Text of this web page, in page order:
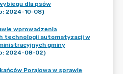
dla psów
2024-10-08)
wprowadzenia
technologii automatyzacji w
gminy
2024-08-02)
Porajowa w sprawie